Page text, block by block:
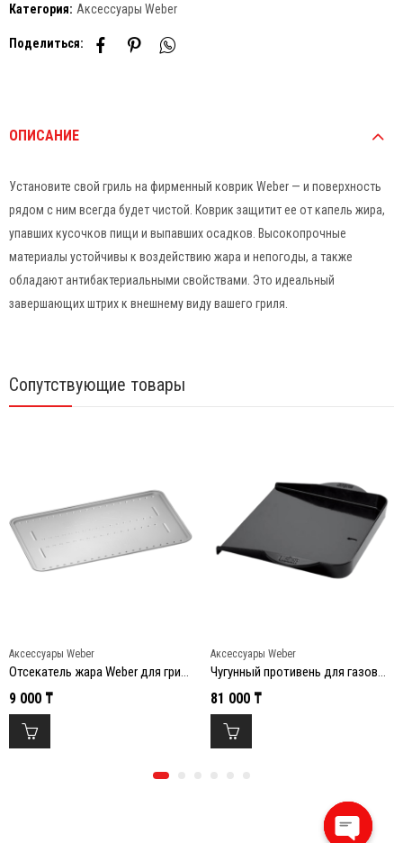
Категория: Аксессуары Weber
Поделиться:
ОПИСАНИЕ
Установите свой гриль на фирменный коврик Weber — и поверхность
рядом с ним всегда будет чистой. Коврик защитит ее от капель жира,
упавших кусочков пищи и выпавших осадков. Высокопрочные
материалы устойчивы к воздействию жара и непогоды, а также
обладают антибактериальными свойствами. Это идеальный
завершающих штрих к внешнему виду вашего гриля.
Сопутствующие товары
Аксессуары Weber
Отсекатель жара Weber для грилей Q 200/2000 и 300/3000
9 000 ₸
Аксессуары Weber
Чугунный противень для газовых грилей Weber
81 000 ₸